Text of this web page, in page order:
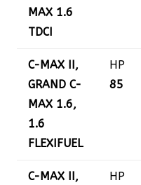
MAX 1.6
TDCI
C-MAX II,
GRAND C-
MAX 1.6,
1.6
FLEXIFUEL
HP
85
C-MAX II,
HP